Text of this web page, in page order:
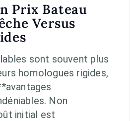
Prix Bateau
Versus
sont souvent plus
homologues rigides,
Non
initial est